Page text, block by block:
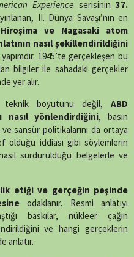
Experience serisinin 37.
II. Dünya Savaşı’nın en
Hiroşima ve Nagasaki atom
nasıl şekillendirildiğini
1945’te gerçekleşen bu
bilgiler ile sahadaki gerçekler
yer alır.
teknik boyutunu değil, ABD
nasıl yönlendirdiğini, basın
sansür politikalarını da ortaya
olduğu iddiası gibi söylemlerin
sürdürüldüğü belgelerle ve
etiği ve gerçeğin peşinde
odaklanır. Resmi anlatıyı
baskılar, nükleer çağın
ve hangi gerçeklerin
anlatır.